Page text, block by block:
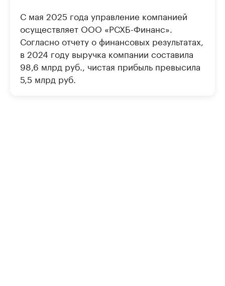
С мая 2025 года управление компанией
осуществляет ООО «РСХБ-Финанс».
Согласно отчету о финансовых результатах,
в 2024 году выручка компании составила
98,6 млрд руб., чистая прибыль превысила
5,5 млрд руб.